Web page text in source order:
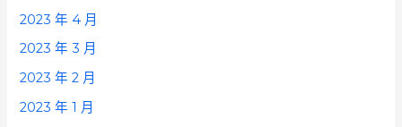
2023 年 4 月
2023 年 3 月
2023 年 2 月
2023 年 1 月